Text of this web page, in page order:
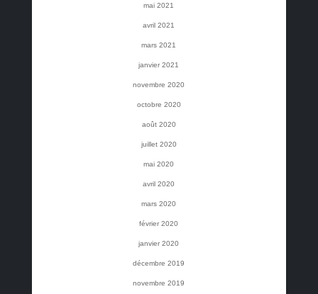
mai 2021
avril 2021
mars 2021
janvier 2021
novembre 2020
octobre 2020
août 2020
juillet 2020
mai 2020
avril 2020
mars 2020
février 2020
janvier 2020
décembre 2019
novembre 2019